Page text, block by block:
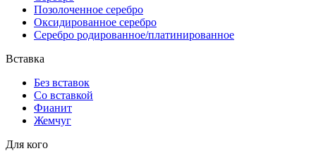
Позолоченное серебро
Оксидированное серебро
Серебро родированное/платинированное
Вставка
Без вставок
Со вставкой
Фианит
Жемчуг
Для кого